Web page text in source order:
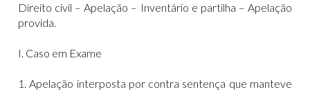
Direito civil – Apelação – Inventário e partilha – Apelação
provida.
I. Caso em Exame
1. Apelação interposta por contra sentença que manteve